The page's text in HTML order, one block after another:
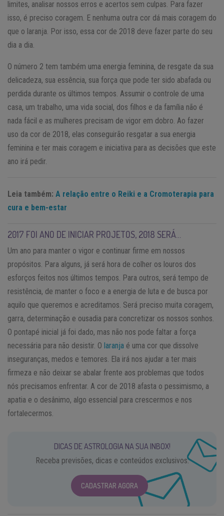
limites, analisar nossos erros e acertos sem culpas. Para fazer
isso, é preciso coragem. E nenhuma outra cor dá mais coragem do
que o laranja. Por isso, essa cor de 2018 deve fazer parte do seu
dia a dia.
O número 2 tem também uma energia feminina, de resgate da sua
delicadeza, sua essência, sua força que pode ter sido abafada ou
perdida durante os últimos tempos. Assumir o controle de uma
casa, um trabalho, uma vida social, dos filhos e da família não é
nada fácil e as mulheres precisam de vigor em dobro. Ao fazer
uso da cor de 2018, elas conseguirão resgatar a sua energia
feminina e ter mais coragem e iniciativa para as decisões que este
ano irá pedir.
Leia também: A relação entre o Reiki e a Cromoterapia para
cura e bem-estar
2017 FOI ANO DE INICIAR PROJETOS, 2018 SERÁ…
Um ano para manter o vigor e continuar firme em nossos
propósitos. Para alguns, já será hora de colher os louros dos
esforços feitos nos últimos tempos. Para outros, será tempo de
resistência, de manter o foco e a energia de luta e de busca por
aquilo que queremos e acreditamos. Será preciso muita coragem,
garra, determinação e ousadia para concretizar os nossos sonhos.
O pontapé inicial já foi dado, mas não nos pode faltar a força
necessária para não desistir. O laranja é uma cor que dissolve
inseguranças, medos e temores. Ela irá nos ajudar a ter mais
firmeza e não deixar se abalar frente aos problemas que todos
nós precisamos enfrentar. A cor de 2018 afasta o pessimismo, a
apatia e o desânimo, algo essencial para crescermos e nos
fortalecermos.
DICAS DE ASTROLOGIA NA SUA INBOX!
Receba previsões, dicas e conteúdos exclusivos.
CADASTRAR AGORA